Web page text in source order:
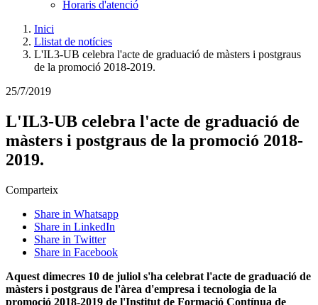
Horaris d'atenció
Inici
Llistat de notícies
L'IL3-UB celebra l'acte de graduació de màsters i postgraus
de la promoció 2018-2019.
25/7/2019
L'IL3-UB celebra l'acte de graduació de
màsters i postgraus de la promoció 2018-
2019.
Comparteix
Share in Whatsapp
Share in LinkedIn
Share in Twitter
Share in Facebook
Aquest dimecres 10 de juliol s'ha celebrat l'acte de graduació de
màsters i postgraus de l'àrea d'empresa i tecnologia de la
promoció 2018-2019 de l'Institut de Formació Contínua de